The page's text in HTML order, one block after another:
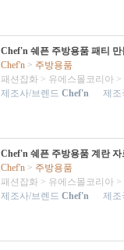
Chef'n 쉐픈 주방용품 패티
Chef'n > 주방용품
패션잡화 > 유에스몰코리아 >
제조사/브렌드 Chef'n 제조
Chef'n 쉐픈 주방용품 계란
Chef'n > 주방용품
패션잡화 > 유에스몰코리아 >
제조사/브렌드 Chef'n 제조